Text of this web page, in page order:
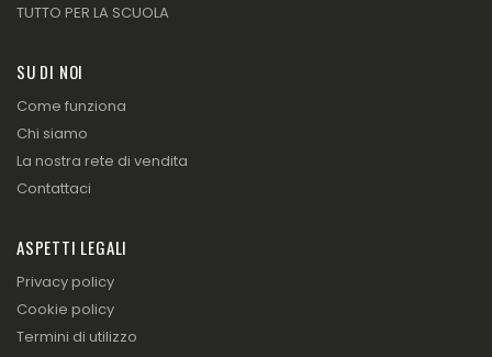
TUTTO PER LA SCUOLA
SU DI NOI
Come funziona
Chi siamo
La nostra rete di vendita
Contattaci
ASPETTI LEGALI
Privacy policy
Cookie policy
Termini di utilizzo